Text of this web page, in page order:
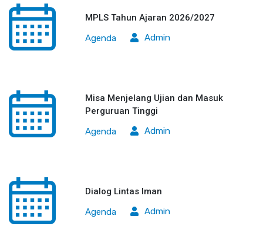
MPLS Tahun Ajaran 2026/2027
Agenda
Admin
Misa Menjelang Ujian dan Masuk
Perguruan Tinggi
Agenda
Admin
Dialog Lintas Iman
Agenda
Admin